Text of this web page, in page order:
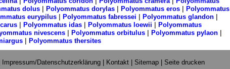
dolus| Polyommatus dorylas| Polyommatus eros| Polyommatus
eurypilus| Polyommatus fabressei | Polyommatus glandon|
| Polyommatus idas| Polyommatus loewii | Polyommatus
nivescens| Polyommatus orbitulus| Polyommatus pylaon|
| Polyommatus thersites
Impressum/Datenschutzerklärung Kontakt Sitemap Seite drucken